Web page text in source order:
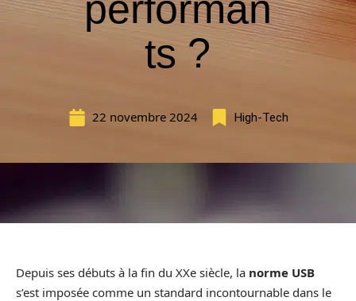
ts ?
22 novembre 2024 High-Tech
Depuis ses débuts à la fin du XXe siècle, la norme USB
s’est imposée comme un standard incontournable dans le